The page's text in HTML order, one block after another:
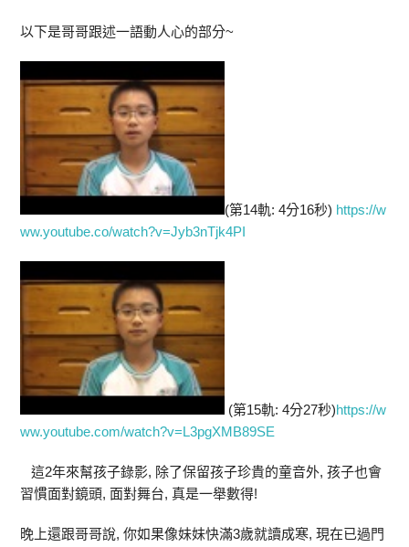
以下是哥哥跟述一語動人心的部分~
(第14軌: 4分16秒) https://w
ww.youtube.co/watch?v=Jyb3nTjk4PI
(第15軌: 4分27秒)https://w
ww.youtube.com/watch?v=L3pgXMB89SE
這2年來幫孩子錄影, 除了保留孩子珍貴的童音外, 孩子也會
習慣面對鏡頭, 面對舞台, 真是一舉數得!
晚上還跟哥哥說, 你如果像妹妹快滿3歲就讀成寒, 現在已過門